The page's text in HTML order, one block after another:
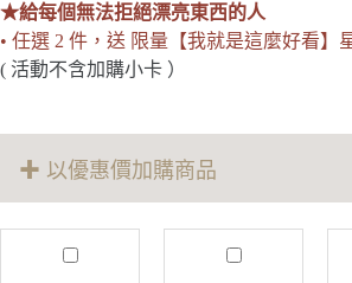
富
一
飾
數
★給每個無法拒絕漂亮東西的人
• 任選 2 件，送 限量【我就是這麼好看】
( 活動不含加購小卡 ）
✚ 以優惠價加購商品
M
J